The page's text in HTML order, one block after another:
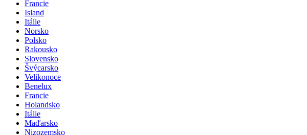
Francie
Island
Itálie
Norsko
Polsko
Rakousko
Slovensko
Švýcarsko
Velikonoce
Benelux
Francie
Holandsko
Itálie
Maďarsko
Nizozemsko